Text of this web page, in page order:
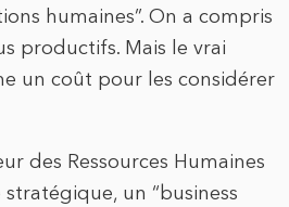
humaines”. On a compris
productifs. Mais le vrai
un coût pour les considérer
des Ressources Humaines
un “business